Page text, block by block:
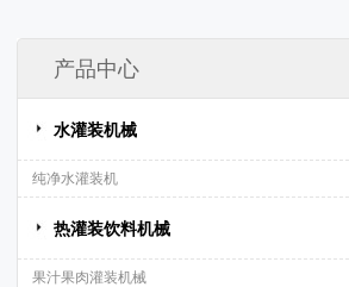
产品中心
水灌装机械
纯净水灌装机
热灌装饮料机械
果汁果肉灌装机械